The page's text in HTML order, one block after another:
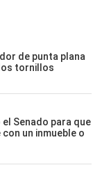
de punta plana
tornillos
Senado para que
un inmueble o